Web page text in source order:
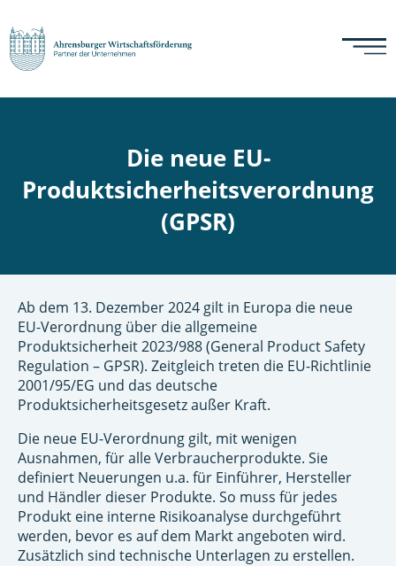
Die neue EU-
Produktsicherheitsverordnung
(GPSR)
Ab dem 13. Dezember 2024 gilt in Europa die neue
EU-Verordnung über die allgemeine
Produktsicherheit 2023/988 (General Product Safety
Regulation – GPSR). Zeitgleich treten die EU-Richtlinie
2001/95/EG und das deutsche
Produktsicherheitsgesetz außer Kraft.
Die neue EU-Verordnung gilt, mit wenigen
Ausnahmen, für alle Verbraucherprodukte. Sie
definiert Neuerungen u.a. für Einführer, Hersteller
und Händler dieser Produkte. So muss für jedes
Produkt eine interne Risikoanalyse durchgeführt
werden, bevor es auf dem Markt angeboten wird.
Zusätzlich sind technische Unterlagen zu erstellen.